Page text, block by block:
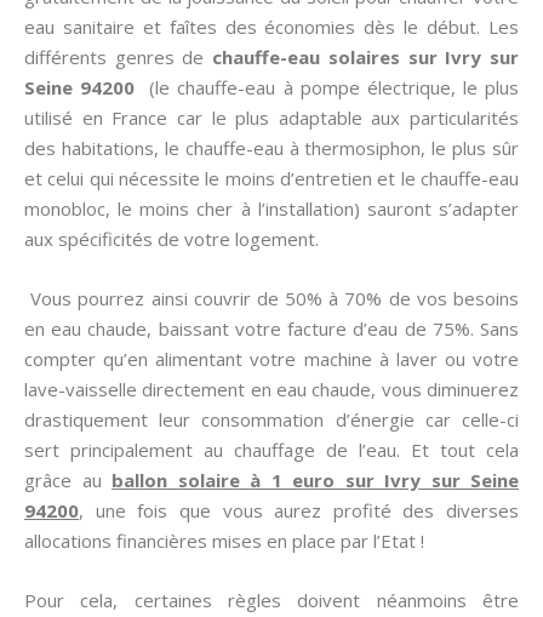
eau sanitaire et faîtes des économies dès le début. Les
différents genres de chauffe-eau solaires sur Ivry sur
Seine 94200 (le chauffe-eau à pompe électrique, le plus
utilisé en France car le plus adaptable aux particularités
des habitations, le chauffe-eau à thermosiphon, le plus sûr
et celui qui nécessite le moins d’entretien et le chauffe-eau
monobloc, le moins cher à l’installation) sauront s’adapter
aux spécificités de votre logement.
Vous pourrez ainsi couvrir de 50% à 70% de vos besoins
en eau chaude, baissant votre facture d’eau de 75%. Sans
compter qu’en alimentant votre machine à laver ou votre
lave-vaisselle directement en eau chaude, vous diminuerez
drastiquement leur consommation d’énergie car celle-ci
sert principalement au chauffage de l’eau. Et tout cela
grâce au ballon solaire à 1 euro sur Ivry sur Seine
94200, une fois que vous aurez profité des diverses
allocations financières mises en place par l’Etat !
Pour cela, certaines règles doivent néanmoins être